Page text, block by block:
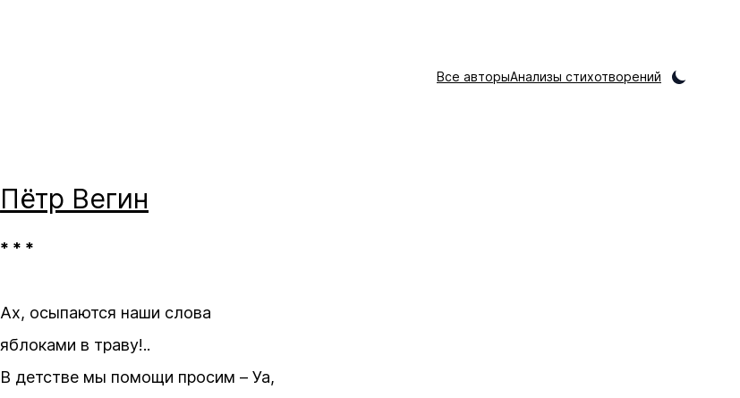
Все авторыАнализы стихотворений
Пётр Вегин
* * *
Ах, осыпаются наши слова
яблоками в траву!..
В детстве мы помощи просим – Уа,